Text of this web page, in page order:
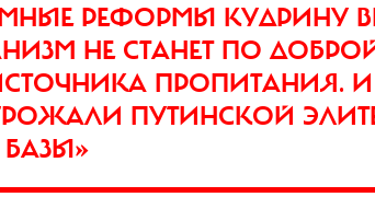
РЕФОРМЫ КУДРИНУ
НЕ СТАНЕТ ПО
ПРОПИТАНИЯ.
ПУТИНСКОЙ